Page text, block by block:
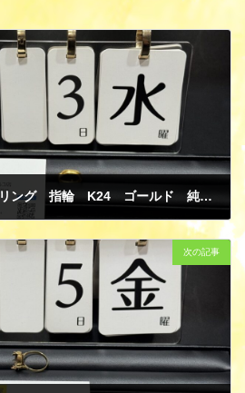
貴金属 ジュエリー リング 指輪 K24 ゴールド 純金 変形有り 買取
次の記事